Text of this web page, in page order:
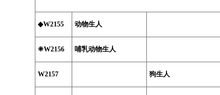
◆W2155 动物生人
❈W2156 哺乳动物生人
W2157 狗生人